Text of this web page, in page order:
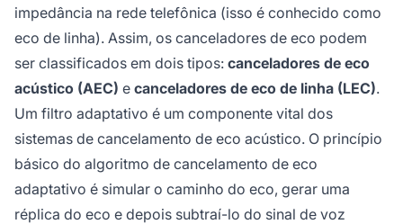
transmitido. Se o eco for detectado, o
mecanismo de cancelamento de eco o subtrai
do sinal de áudio transmitido ou recebido.
impedância na rede telefônica (isso é conhecido como
eco de linha). Assim, os canceladores de eco podem
ser classificados em dois tipos: canceladores de eco
acústico (AEC) e canceladores de eco de linha (LEC).
Um filtro adaptativo é um componente vital dos
sistemas de cancelamento de eco acústico. O princípio
básico do algoritmo de cancelamento de eco
adaptativo é simular o caminho do eco, gerar uma
réplica do eco e depois subtraí-lo do sinal de voz